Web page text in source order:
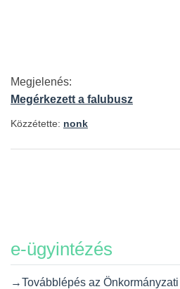
Megjelenés:
Megérkezett a falubusz
Közzétette: nonk
e-ügyintézés
→Továbblépés az